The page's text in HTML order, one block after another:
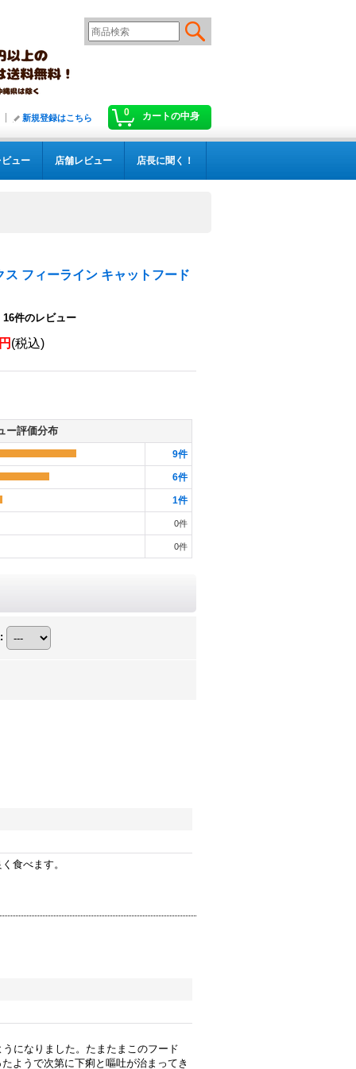
0 カートの中身
新規登録はこちら
ュー 店舗レビュー 店長に聞く！
フィーライン キャットフード
16件のレビュー
(税込)
ー評価分布
9件
6件
1件
0件
0件
:
食べます。
になりました。たまたまこのフード
ようで次第に下痢と嘔吐が治まってき